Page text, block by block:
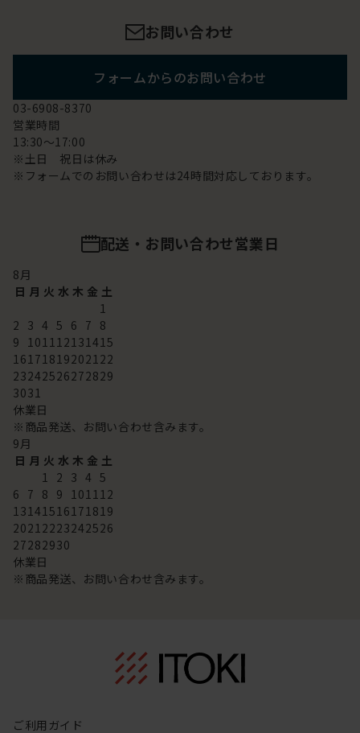
お問い合わせ
フォームからのお問い合わせ
03-6908-8370
営業時間
13:30～17:00
※土日 祝日は休み
※フォームでのお問い合わせは24時間対応しております。
配送・お問い合わせ営業日
8月
日 月 火 水 木 金 土
1
2 3 4 5 6 7 8
9 101112131415
16171819202122
23242526272829
3031
休業日
※商品発送、お問い合わせ含みます。
9月
日 月 火 水 木 金 土
1 2 3 4 5
6 7 8 9 101112
13141516171819
20212223242526
27282930
休業日
※商品発送、お問い合わせ含みます。
ご利用ガイド